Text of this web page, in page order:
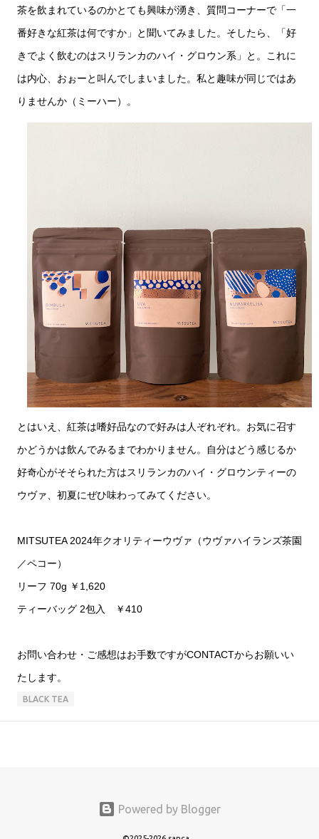
茶を飲まれているのかとても興味が湧き、質問コーナーで「一
番好きな紅茶は何ですか」と聞いてみました。そしたら、「好
きでよく飲むのはスリランカのハイ・グロウン系」と。これに
は内心、おぉーと叫んでしまいました。私と趣味が同じではあ
りませんか（ミーハー）。
とはいえ、紅茶は嗜好品なので好みは人ぞれぞれ。お気に召す
かどうかは飲んでみるまでわかりません。自分はどう感じるか
好奇心がそそられた方はスリランカのハイ・グロウンティーの
ウヴァ、初夏にぜひ味わってみてください。
MITSUTEA 2024年クオリティーウヴァ（ウヴァハイランズ茶園
／ペコー）
リーフ 70g ￥1,620
ティーバッグ 2包入 ￥410
お問い合わせ・ご感想はお手数ですがCONTACTからお願いい
たします。
BLACK TEA
Powered by Blogger